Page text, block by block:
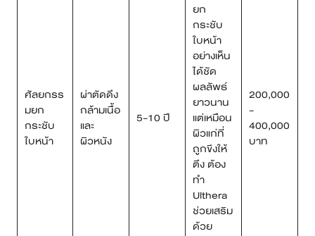
ศัลยกรร
มยก
กระชับ
ใบหน้า
ผ่าตัดดึง
กล้ามเนื้อ
และ
ผิวหนัง
5-10 ปี
ยก
กระชับ
ใบหน้า
อย่างเห็น
ได้ชัด
ผลลัพธ์
ยาวนาน
แต่เหมือน
ผิวแก่ที่
ถูกขึงให้
ตึง ต้อง
ทำ
Ulthera
ช่วยเสริม
ด้วย
200,000
-
400,000
บาท